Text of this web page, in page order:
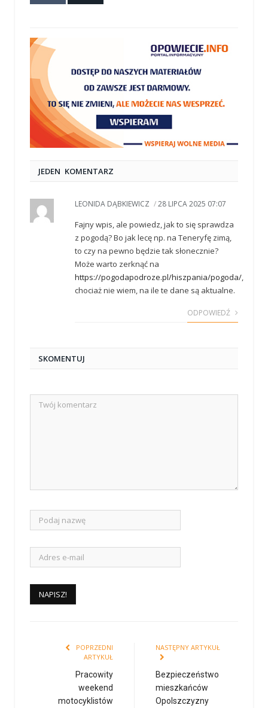
JEDEN KOMENTARZ
LEONIDA DĄBKIEWICZ /28 LIPCA 2025 07:07
Fajny wpis, ale powiedz, jak to się sprawdza
z pogodą? Bo jak lecę np. na Teneryfę zimą,
to czy na pewno będzie tak słonecznie?
Może warto zerknąć na
https://pogodapodroze.pl/hiszpania/pogoda/
chociaż nie wiem, na ile te dane są aktualne.
ODPOWIEDŹ
SKOMENTUJ
POPRZEDNI
ARTYKUŁ
Pracowity
weekend
motocyklistów
NASTĘPNY ARTYKUŁ
Bezpieczeństwo
mieszkańców
Opolszczyzny